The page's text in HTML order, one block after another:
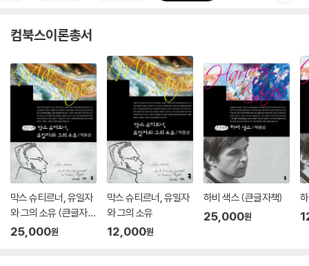
컴북스이론총서
막스 슈티르너, 유일자
와 그의 소유 (큰글자
책)
25,000원
막스 슈티르너, 유일자
와 그의 소유
12,000원
하비 색스 (큰글자책)
25,000원